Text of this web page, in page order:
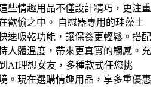
些情趣用品不僅設計精巧，更注重
歡愉之中。 自慰器專用的珪藻土
速吸乾功能，讓保養更輕鬆。搭配
人體溫度，帶來更真實的觸感。充
AI理想女友，多種款式任您挑
。現在選購情趣用品，享多重優惠